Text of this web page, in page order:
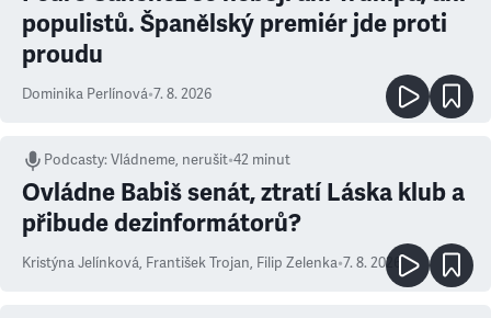
populistů. Španělský premiér jde proti
proudu
Dominika Perlínová•7. 8. 2026
Podcasty:Vládneme, nerušit•42 minut
Ovládne Babiš senát, ztratí Láska klub a
přibude dezinformátorů?
Kristýna Jelínková, František Trojan, Filip Zelenka•7. 8. 2026